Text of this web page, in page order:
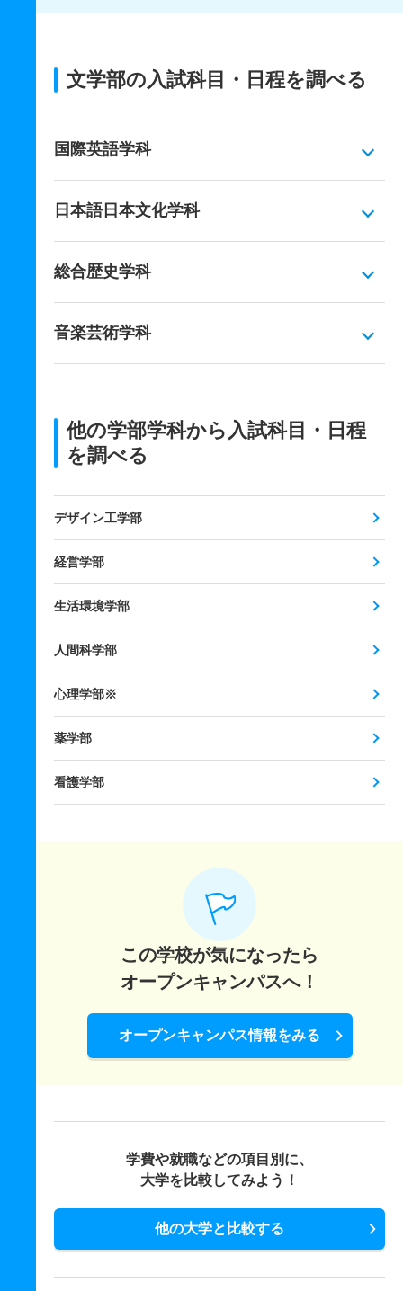
文学部の入試科目・日程を調べる
国際英語学科
日本語日本文化学科
総合歴史学科
音楽芸術学科
他の学部学科から入試科目・日程
を調べる
デザイン工学部
経営学部
生活環境学部
人間科学部
心理学部※
薬学部
看護学部
この学校が気になったら
オープンキャンパスへ！
オープンキャンパス情報をみる
学費や就職などの項目別に、
大学を比較してみよう！
他の大学と比較する